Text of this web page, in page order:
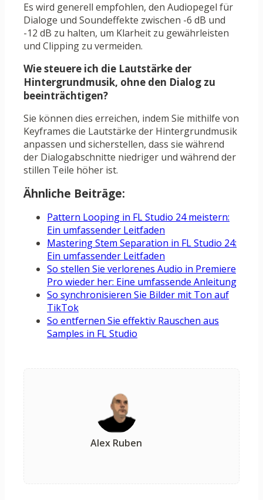
Es wird generell empfohlen, den Audiopegel für
Dialoge und Soundeffekte zwischen -6 dB und
-12 dB zu halten, um Klarheit zu gewährleisten
und Clipping zu vermeiden.
Wie steuere ich die Lautstärke der
Hintergrundmusik, ohne den Dialog zu
beeinträchtigen?
Sie können dies erreichen, indem Sie mithilfe von
Keyframes die Lautstärke der Hintergrundmusik
anpassen und sicherstellen, dass sie während
der Dialogabschnitte niedriger und während der
stillen Teile höher ist.
Ähnliche Beiträge:
Pattern Looping in FL Studio 24 meistern:
Ein umfassender Leitfaden
Mastering Stem Separation in FL Studio 24:
Ein umfassender Leitfaden
So stellen Sie verlorenes Audio in Premiere
Pro wieder her: Eine umfassende Anleitung
So synchronisieren Sie Bilder mit Ton auf
TikTok
So entfernen Sie effektiv Rauschen aus
Samples in FL Studio
Alex Ruben